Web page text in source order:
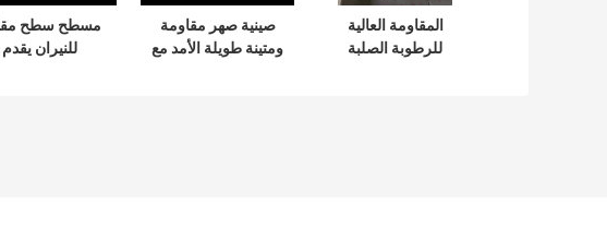
المقاومة العالية
للرطوبة الصلبة
صينية صهر مقاومة
ومتينة طويلة الأمد مع
مسطح سطح
للنيران يقدم